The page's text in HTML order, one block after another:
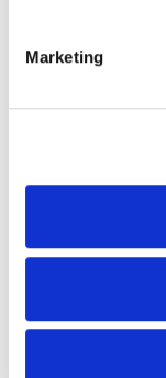
Marketing